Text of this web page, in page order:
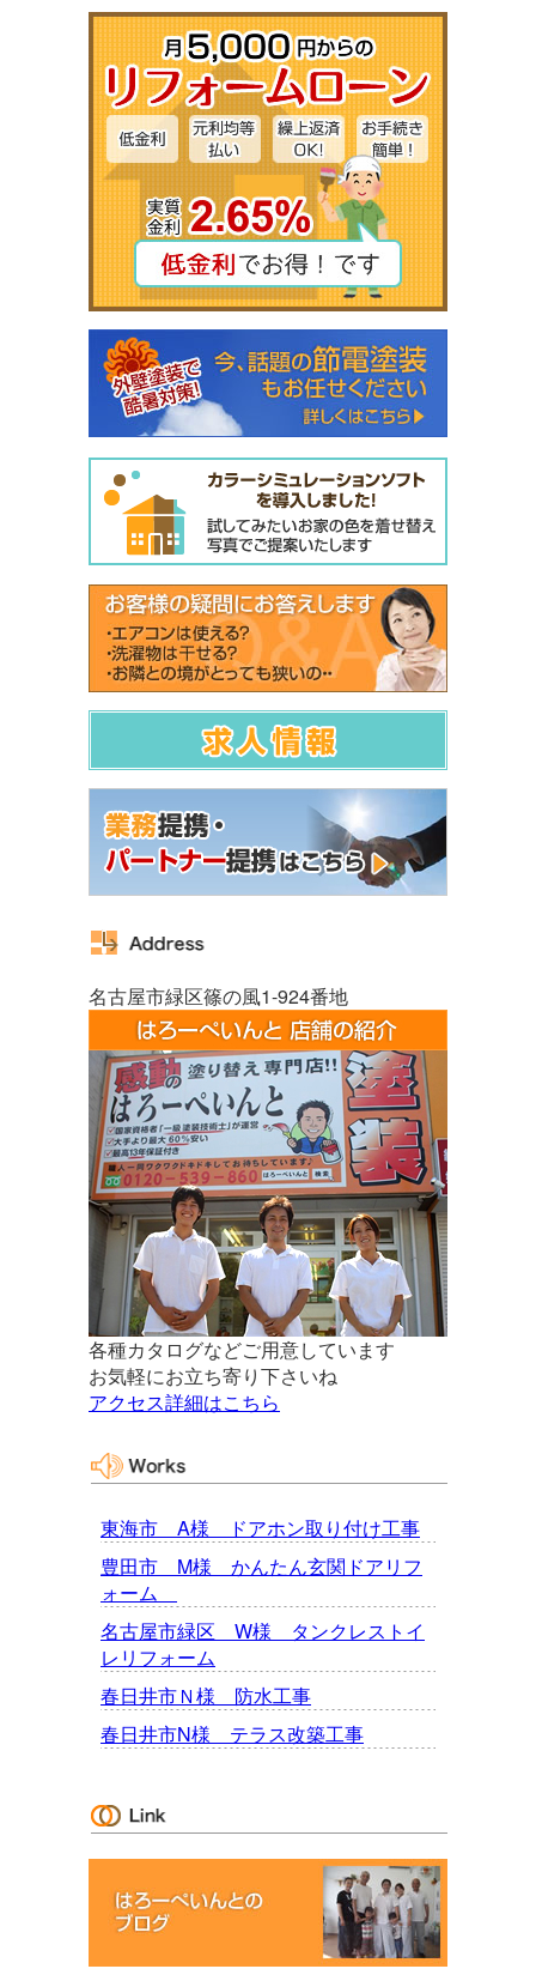
名古屋市緑区篠の風1-924番地
各種カタログなどご用意しています
お気軽にお立ち寄り下さいね
アクセス詳細はこちら
東海市 A様 ドアホン取り付け工事
豊田市 M様 かんたん玄関ドアリフ
ォーム
名古屋市緑区 W様 タンクレストイ
レリフォーム
春日井市Ｎ様 防水工事
春日井市N様 テラス改築工事